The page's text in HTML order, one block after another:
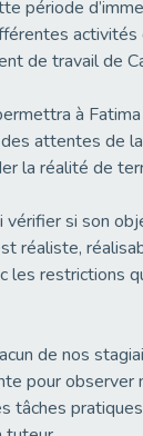
de Marc,
et le
période
activités
de travail de
à Fatima
attentes de
la réalité de
vérifier si son
réaliste,
les restrictions
de nos
pour observer
tâches